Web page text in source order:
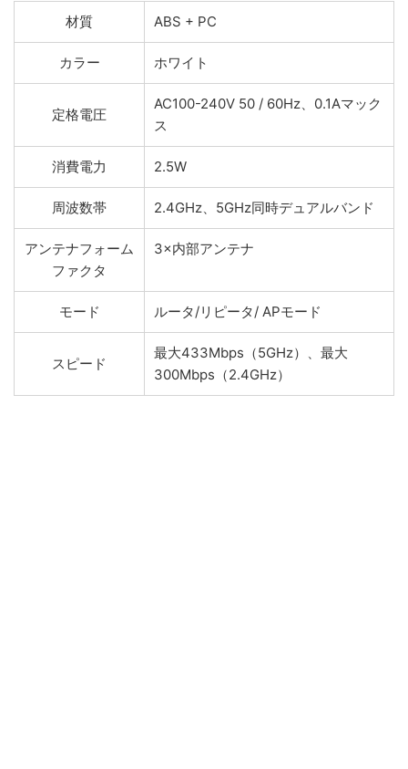
材質 ABS + PC
カラー ホワイト
定格電圧
AC100-240V 50 / 60Hz、0.1Aマック
ス
消費電力 2.5W
周波数帯 2.4GHz、5GHz同時デュアルバンド
アンテナフォーム
ファクタ
3×内部アンテナ
モード ルータ/リピータ/ APモード
スピード
最大433Mbps（5GHz）、最大
300Mbps（2.4GHz）